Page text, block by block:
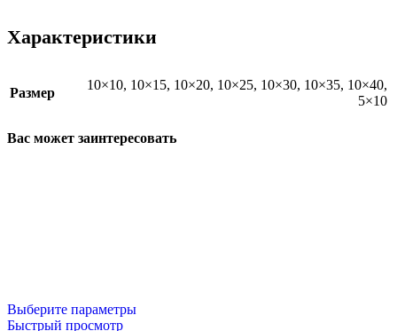
Характеристики
Размер
10×10, 10×15, 10×20, 10×25, 10×30, 10×35, 10×40,
5×10
Вас может заинтересовать
Выберите параметры
Быстрый просмотр